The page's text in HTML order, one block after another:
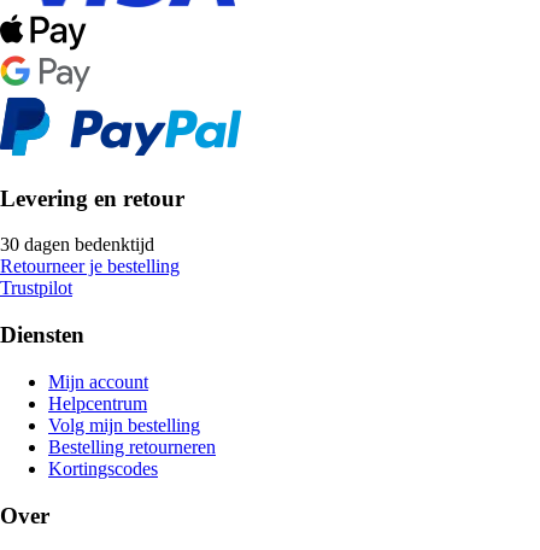
Levering en retour
30 dagen bedenktijd
Retourneer je bestelling
Trustpilot
Diensten
Mijn account
Helpcentrum
Volg mijn bestelling
Bestelling retourneren
Kortingscodes
Over